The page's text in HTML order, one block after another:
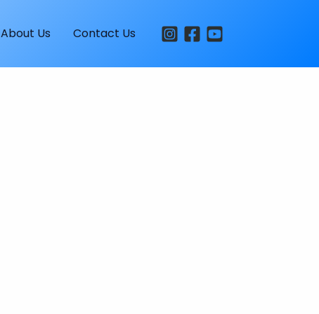
About Us Contact Us